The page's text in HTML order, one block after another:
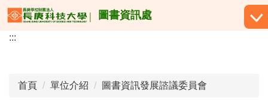
跳
到
主
圖書資訊處
:::
首頁 單位介紹 圖書資訊發展諮議委員會